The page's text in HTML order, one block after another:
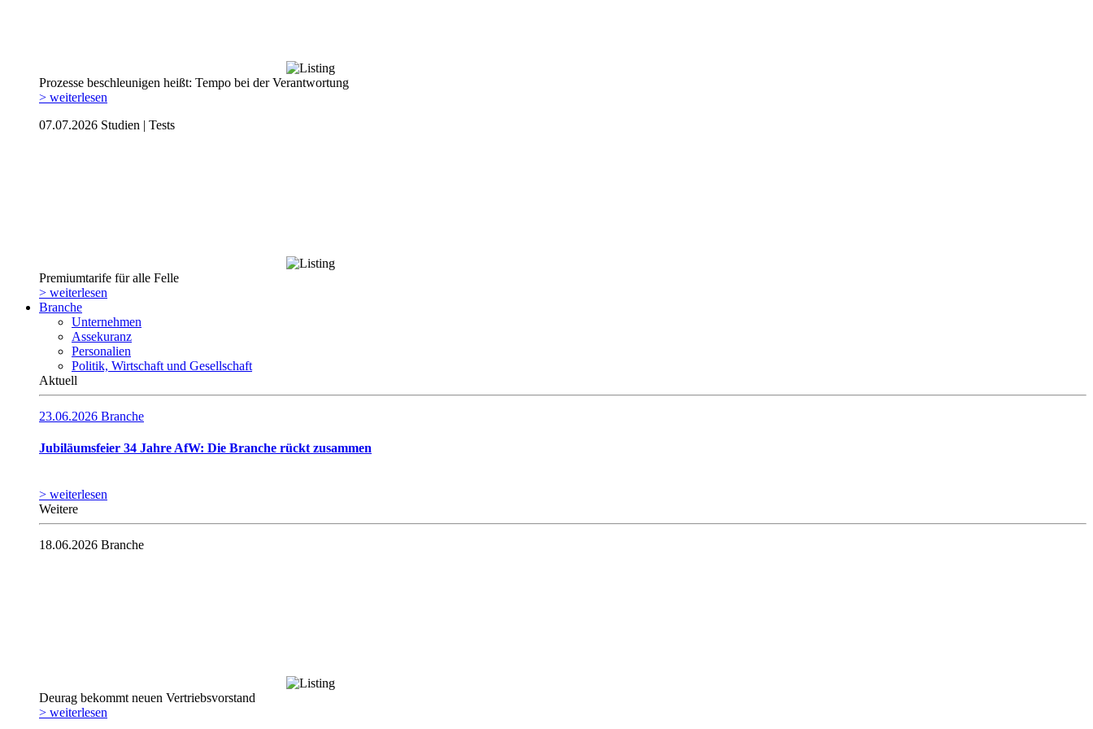
Prozesse beschleunigen heißt: Tempo bei der Verantwortung
> weiterlesen
07.07.2026 Studien | Tests
Premiumtarife für alle Felle
> weiterlesen
Branche
Unternehmen
Assekuranz
Personalien
Politik, Wirtschaft und Gesellschaft
Aktuell
23.06.2026 Branche
Jubiläumsfeier 34 Jahre AfW: Die Branche rückt zusammen
> weiterlesen
Weitere
18.06.2026 Branche
Deurag bekommt neuen Vertriebsvorstand
> weiterlesen